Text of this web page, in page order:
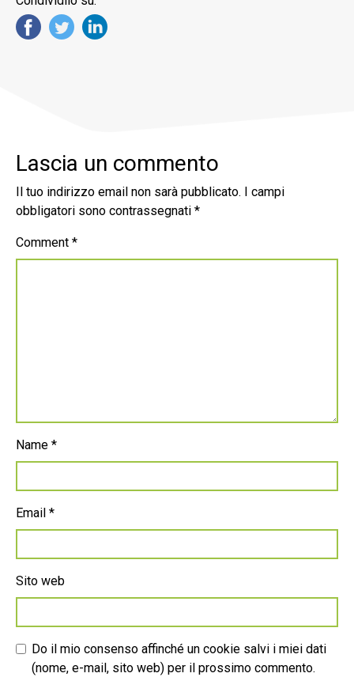
Lascia un commento
Il tuo indirizzo email non sarà pubblicato.
I campi
obbligatori sono contrassegnati *
Comment *
Name *
Email *
Sito web
Do il mio consenso affinché un cookie salvi i miei dati
(nome, e-mail, sito web) per il prossimo commento.